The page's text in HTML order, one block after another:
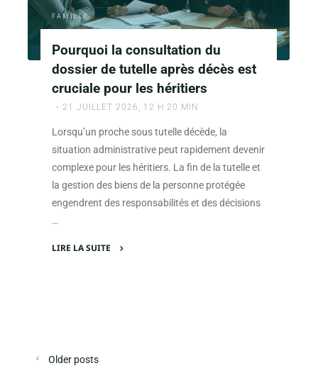
Ses
principales
missions"
FAMILLE
Pourquoi la consultation du
dossier de tutelle après décès est
cruciale pour les héritiers
21 JUILLET 2026, 12 H 20 MIN
Lorsqu’un proche sous tutelle décède, la
situation administrative peut rapidement devenir
complexe pour les héritiers. La fin de la tutelle et
la gestion des biens de la personne protégée
engendrent des responsabilités et des décisions
…
LIRE LA SUITE
tutelle
Older posts